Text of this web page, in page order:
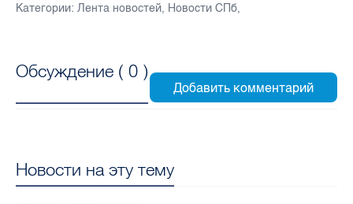
Категории: Лента новостей, Новости СПб,
Обсуждение ( 0 )
Новости на эту тему